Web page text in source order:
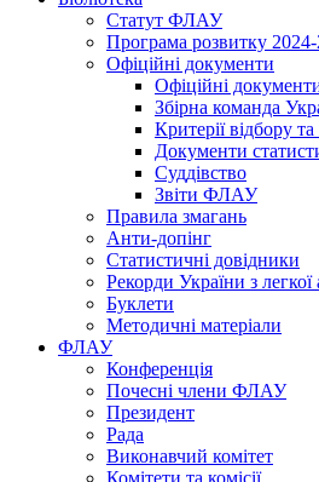
Статут ФЛАУ
Програма розвитку
Офіційні документи
Офіційні
Збірна команда
Критерії відбору
Документи
Суддівство
Звіти ФЛАУ
Правила змагань
Анти-допінг
Статистичні довідники
Рекорди України з легкої
Буклети
Методичні матеріали
ФЛАУ
Конференція
Почесні члени ФЛАУ
Президент
Рада
Виконавчий комітет
Комітети та комісії